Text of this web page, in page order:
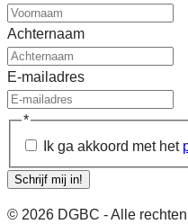
Achternaam
E-mailadres
*
Ik ga akkoord met het
Schrijf mij in!
© 2026 DGBC - Alle